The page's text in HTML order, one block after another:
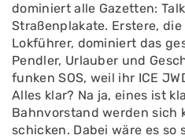
dominiert alle Gazetten:
Straßenplakate. Erstere,
Lokführer, dominiert das
Pendler, Urlauber und
funken SOS, weil ihr ICE
Alles klar? Na ja, eines ist
Bahnvorstand werden sich
schicken. Dabei wäre es so